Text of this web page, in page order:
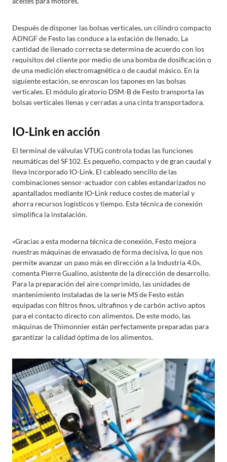
Después de disponer las bolsas verticales, un cilindro compacto
ADNGF de Festo las conduce a la estación de llenado. La
cantidad de llenado correcta se determina de acuerdo con los
requisitos del cliente por medio de una bomba de dosificación o
de una medición electromagnética o de caudal másico. En la
siguiente estación, se enroscan los tapones en las bolsas
verticales. El módulo giratorio DSM-B de Festo transporta las
bolsas verticales llenas y cerradas a una cinta transportadora.
IO-Link en acción
El terminal de válvulas VTUG controla todas las funciones
neumáticas del SF102. Es pequeño, compacto y de gran caudal y
lleva incorporado IO-Link. El cableado sencillo de las
combinaciones sensor-actuador con cables estandarizados no
apantallados mediante IO-Link reduce costes de material y
ahorra recursos logísticos y tiempo. Esta técnica de conexión
simplifica la instalación.
«Gracias a esta moderna técnica de conexión, Festo mejora
nuestras máquinas de envasado de forma decisiva, lo que nos
permite avanzar un paso más en dirección a la Industria 4.0»,
comenta Pierre Gualino, asistente de la dirección de desarrollo.
Para la preparación del aire comprimido, las unidades de
mantenimiento instaladas de la serie MS de Festo están
equipadas con filtros finos, ultrafinos y de carbón activo aptos
para el contacto directo con alimentos. De este modo, las
máquinas de Thimonnier están perfectamente preparadas para
garantizar la calidad óptima de los alimentos.